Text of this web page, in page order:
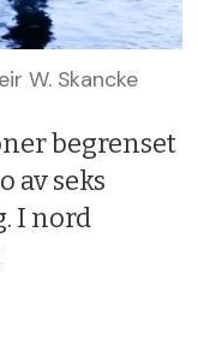
W. Skancke
begrenset
av seks
I nord